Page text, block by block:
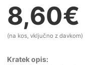
8,60€
(na kos, vključno z davkom)
Kratek opis: